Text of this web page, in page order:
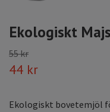
Ekologiskt
55 kr
44 kr
Ekologiskt bovetemjöl